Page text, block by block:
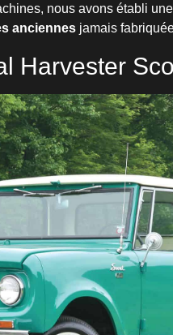
nous avons établi
anciennes jamais
Harvester